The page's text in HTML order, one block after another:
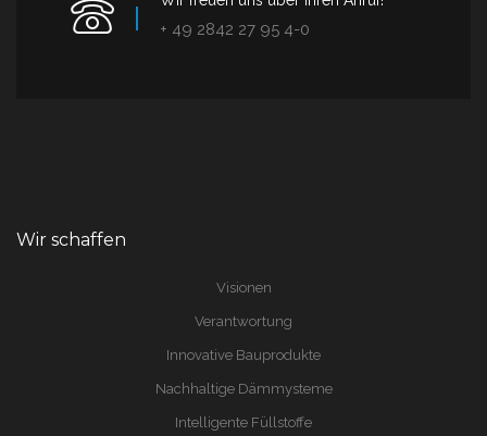
+ 49 2842 27 95 4-0
Wir schaffen
Visionen
Verantwortung
Innovative Bauprodukte
Nachhaltige Dämmysteme
Intelligente Füllstoffe